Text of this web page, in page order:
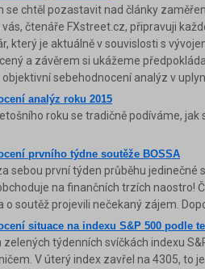
se chtěl pozastavit nad články
čtenáře FXstreet.cz, připravuji
který je aktuálně v souvislosti s
a závěrem si ukážeme
sebehodnocení analýz v
analýz roku 2015
roku se tradičně podíváme,
prvního týdne soutěže BOSSA
sebou první týden průběhu jedinečné
na finančních trzích naostro!
o soutěž projevili nečekaný zájem.
situace na indexu S&P 500 podle
zelených týdenních svíčkách indexu
V úterý index zavřel na 4305, to